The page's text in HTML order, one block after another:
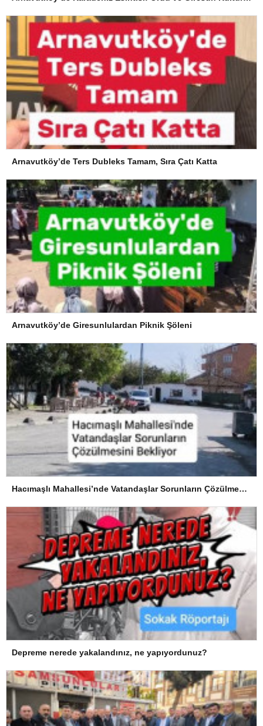
Arnavutköy’de Ters Dubleks Tamam, Sıra Çatı Katta
Arnavutköy’de Giresunlulardan Piknik Şöleni
Hacımaşlı Mahallesi’nde Vatandaşlar Sorunların Çözülmesini Bekliyor
Depreme nerede yakalandınız, ne yapıyordunuz?